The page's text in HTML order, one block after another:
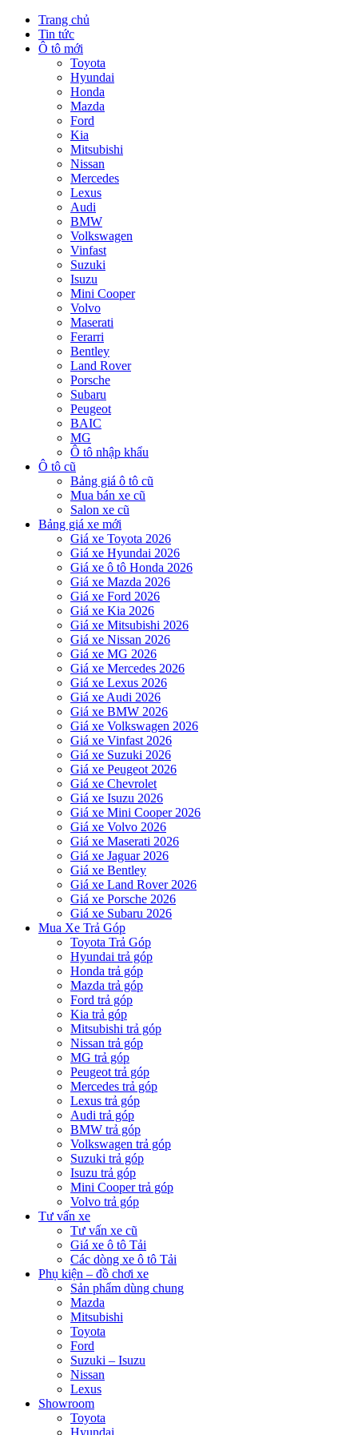
Trang chủ
Tin tức
Ô tô mới
Toyota
Hyundai
Honda
Mazda
Ford
Kia
Mitsubishi
Nissan
Mercedes
Lexus
Audi
BMW
Volkswagen
Vinfast
Suzuki
Isuzu
Mini Cooper
Volvo
Maserati
Ferarri
Bentley
Land Rover
Porsche
Subaru
Peugeot
BAIC
MG
Ô tô nhập khẩu
Ô tô cũ
Bảng giá ô tô cũ
Mua bán xe cũ
Salon xe cũ
Bảng giá xe mới
Giá xe Toyota 2026
Giá xe Hyundai 2026
Giá xe ô tô Honda 2026
Giá xe Mazda 2026
Giá xe Ford 2026
Giá xe Kia 2026
Giá xe Mitsubishi 2026
Giá xe Nissan 2026
Giá xe MG 2026
Giá xe Mercedes 2026
Giá xe Lexus 2026
Giá xe Audi 2026
Giá xe BMW 2026
Giá xe Volkswagen 2026
Giá xe Vinfast 2026
Giá xe Suzuki 2026
Giá xe Peugeot 2026
Giá xe Chevrolet
Giá xe Isuzu 2026
Giá xe Mini Cooper 2026
Giá xe Volvo 2026
Giá xe Maserati 2026
Giá xe Jaguar 2026
Giá xe Bentley
Giá xe Land Rover 2026
Giá xe Porsche 2026
Giá xe Subaru 2026
Mua Xe Trả Góp
Toyota Trả Góp
Hyundai trả góp
Honda trả góp
Mazda trả góp
Ford trả góp
Kia trả góp
Mitsubishi trả góp
Nissan trả góp
MG trả góp
Peugeot trả góp
Mercedes trả góp
Lexus trả góp
Audi trả góp
BMW trả góp
Volkswagen trả góp
Suzuki trả góp
Isuzu trả góp
Mini Cooper trả góp
Volvo trả góp
Tư vấn xe
Tư vấn xe cũ
Giá xe ô tô Tải
Các dòng xe ô tô Tải
Phụ kiện – đồ chơi xe
Sản phẩm dùng chung
Mazda
Mitsubishi
Toyota
Ford
Suzuki – Isuzu
Nissan
Lexus
Showroom
Toyota
Hyundai